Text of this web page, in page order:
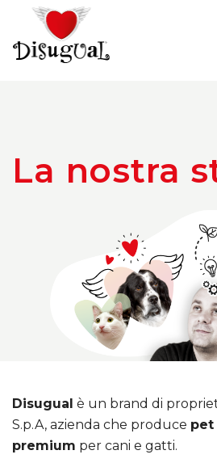
La nostra
Disugual è un brand di
S.p.A, azienda che produce pet
premium per cani e gatti.